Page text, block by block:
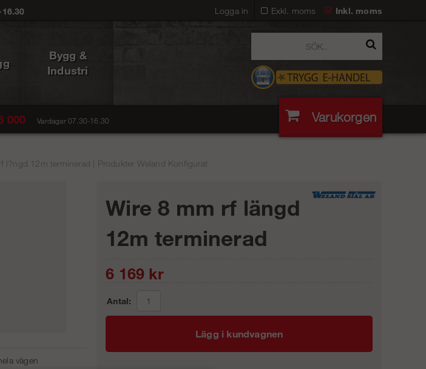
Exkl. moms Inkl. moms
Logga in
Bygg &
Industri
000 Vardagar 07.30-16.30 Varukorgen
l?ngd 12m terminerad | Produkter Weland Konfigurat
vägen
Wire 8 mm rf längd
12m terminerad
6 169 kr
Antal:
Lägg i kundvagnen